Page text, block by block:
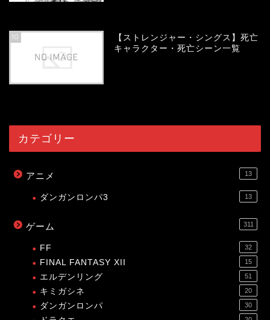
10
【ストレンジャー・シングス】死亡
キャラクター・死亡シーン一覧
カテゴリー
アニメ 13
ダンガンロンパ3 13
ゲーム 311
FF 32
FINAL FANTASY XII 15
エルデンリング 51
キミガシネ 20
ダンガンロンパ 30